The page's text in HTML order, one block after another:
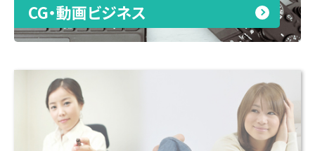
CG・動画ビジネス